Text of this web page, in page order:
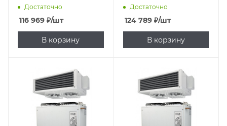
Достаточно
116 969 ₽/шт
В корзину
Достаточно
124 789₽/шт
В корзину
Подпись к товару
низкотемпературная;
от -25 до -15 °C;
Подпись к товару
среднетемпературная;
от -5 до 10 °C; 380